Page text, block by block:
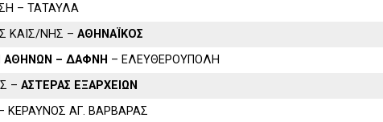
– ΤΑΤΑΥΛΑ
ΚΑΙΣ/ΝΗΣ –ΑΘΗΝΑΪΚΟΣ
ΑΘΗΝΩΝ – ΔΑΦΝΗ – ΕΛΕΥΘΕΡΟΥΠΟΛΗ
–ΑΣΤΕΡΑΣ ΕΞΑΡΧΕΙΩΝ
ΚΕΡΑΥΝΟΣ ΑΓ. ΒΑΡΒΑΡΑΣ